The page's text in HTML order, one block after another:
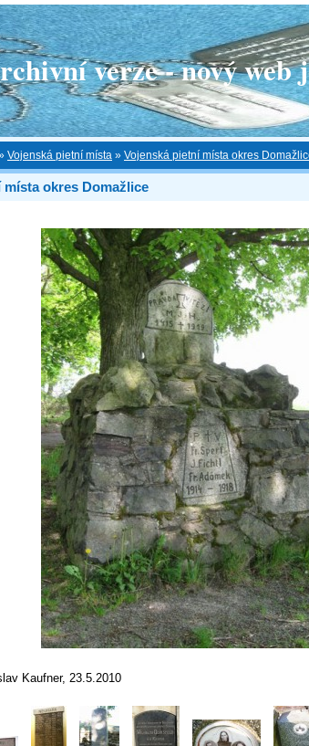
verze - nový web
Vojenská pietní místa » Vojenská pietní místa okres
místa okres Domažlice
Kaufner, 23.5.2010